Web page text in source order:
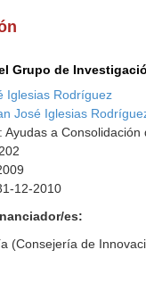
Grupo de
Iglesias Rodríguez
José Iglesias
Ayudas a
12-2010
es:
(Consejería de